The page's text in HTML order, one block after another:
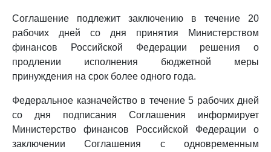
Соглашение подлежит заключению в течение 20
рабочих дней со дня принятия Министерством
финансов Российской Федерации решения о
продлении исполнения бюджетной меры
принуждения на срок более одного года.
Федеральное казначейство в течение 5 рабочих дней
со дня подписания Соглашения информирует
Министерство финансов Российской Федерации о
заключении Соглашения с одновременным